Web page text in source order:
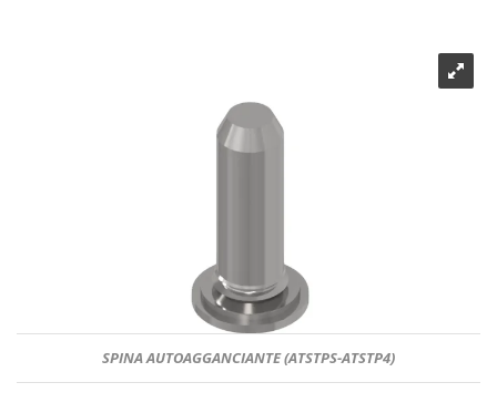
SPINA AUTOAGGANCIANTE (ATSTPS-ATSTP4)